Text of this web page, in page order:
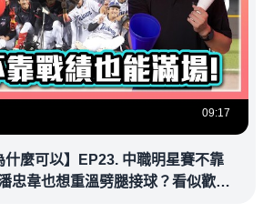
09:17
什麼可以】EP23. 中職明星賽不靠
忠韋也想重溫劈腿接球？看似歡樂